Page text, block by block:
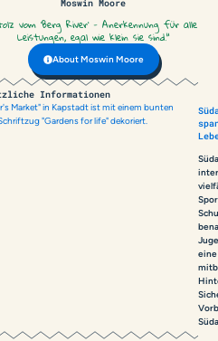
Moswin Moore
vom 'Berg River' - Anerkennung für alle
Leistungen, egal wie klein sie sind."
AboutMoswin Moore
Informationen